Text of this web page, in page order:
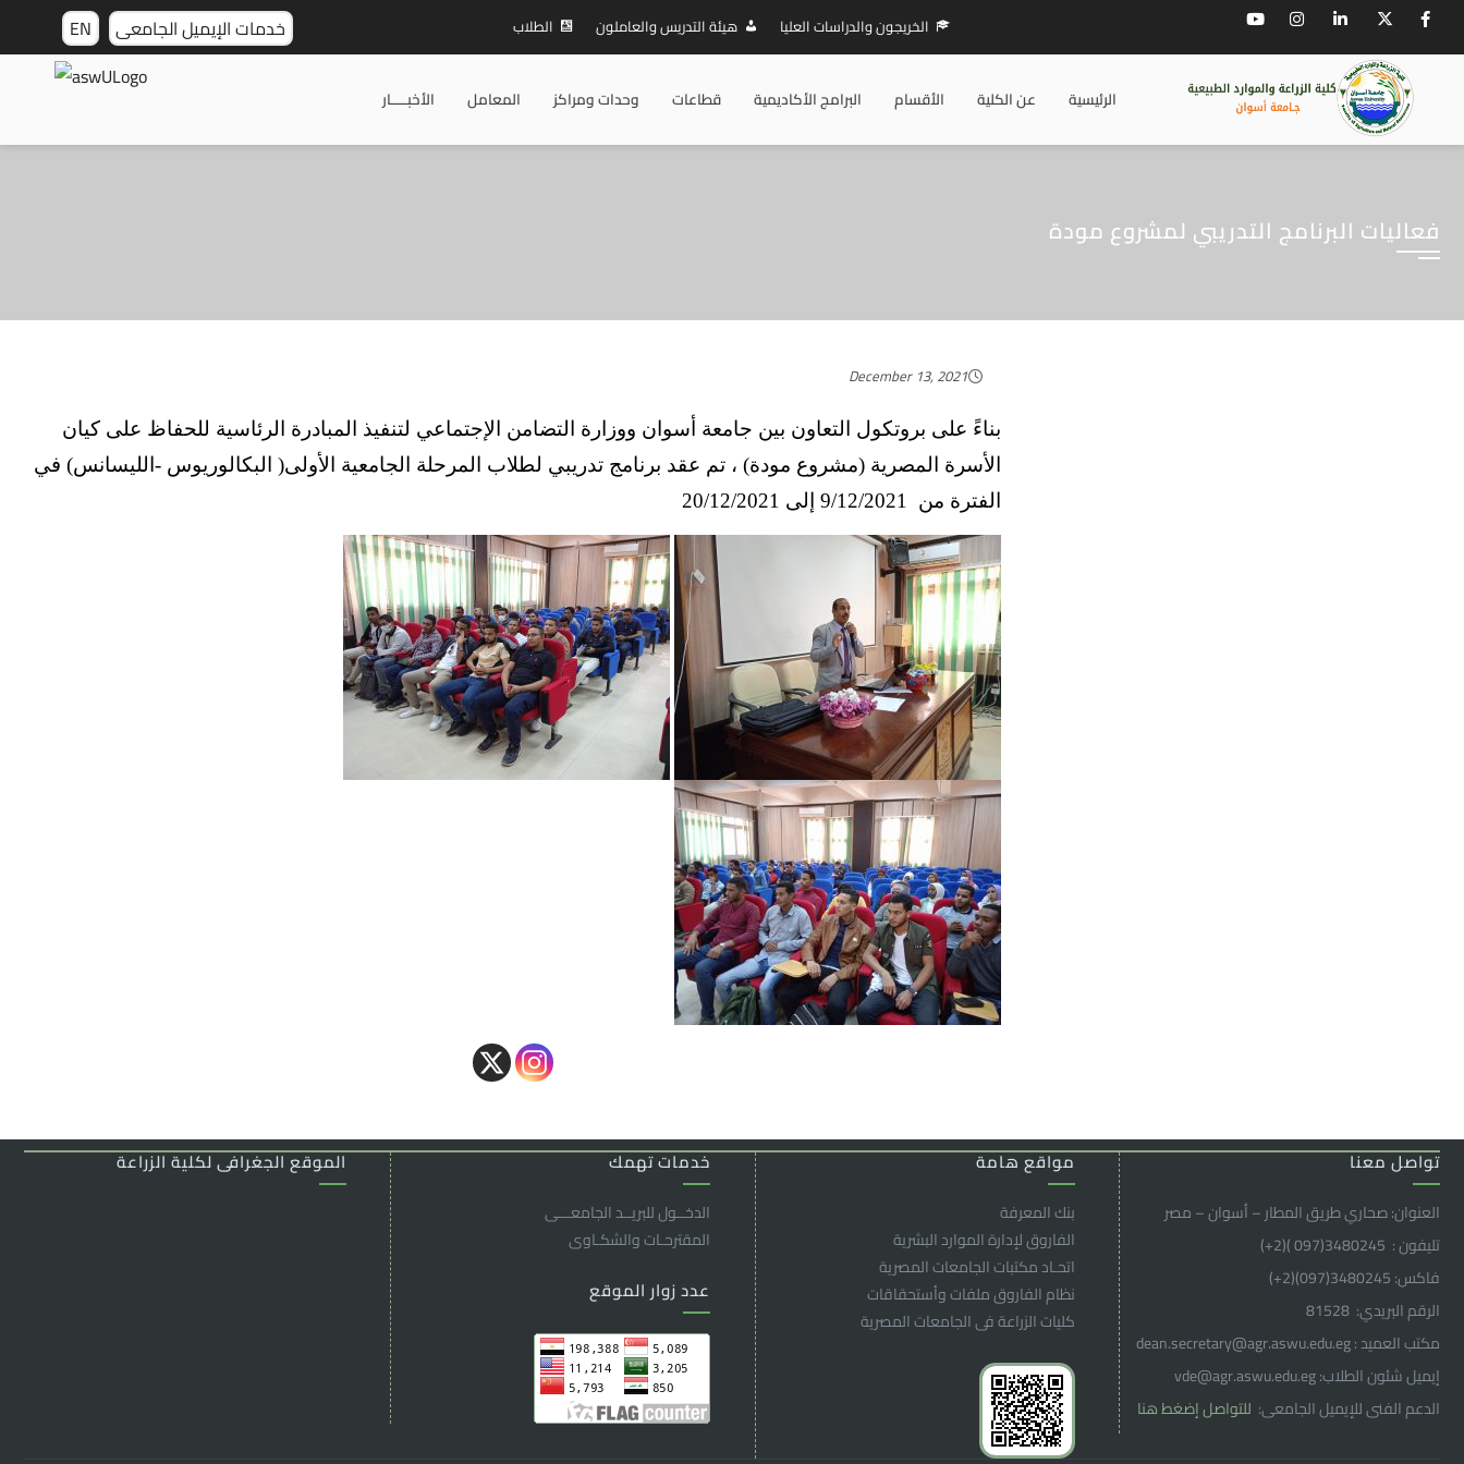
EN خدمات الإيميل الجامعى الطلاب هيئة التدريس والعاملون الخريجون والدراسات العليا
الأخبـــــار المعامل وحدات ومراكز قطاعات البرامج الأكاديمية الأقسام عن الكلية الرئيسية
فعاليات البرنامج التدريبي لمشروع مودة
December 13, 2021
بناءً على بروتكول التعاون بين جامعة أسوان ووزارة التضامن الإجتماعي لتنفيذ المبادرة الرئاسية للحفاظ على كيان
الأسرة المصرية (مشروع مودة) ، تم عقد برنامج تدريبي لطلاب المرحلة الجامعية الأولى( البكالوريوس -الليسانس) في
الفترة من 9/12/2021 إلى
20/12/2021
الموقع الجغرافى لكلية الزراعة تواصل معنا
العنوان: صحاري طريق المطار – أسوان – مصر
تليفون : 3480245(097 )(2
+
)
فاكس: 3480245(097)(2
+
)
الرقم البريدي: 81528
مكتب العميد : dean.secretary@agr.aswu.edu.eg
إيميل شئون الطلاب: vde@agr.aswu.edu.eg
الدعم الفنى للإيميل الجامعى: للتواصل إضغط هنا
خدمات تهمك
الدخــول للبريــد الجامعـــى
المقترحـات والشكـاوى
عدد زوار الموقع
مواقع هامة
بنك المعرفة
الفاروق ﻹدارة الموارد البشرية
اتحـاد مكتبات الجامعات المصرية
نظام الفاروق ملفات وأستحقاقات
كليات الزراعة فى الجامعات المصرية